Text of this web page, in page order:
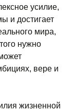
усилие,
и достигает
мира,
нужно
вере и
жизненной